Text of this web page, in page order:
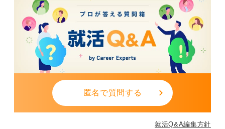
特に技術職や専門職では、一度経験を積めば全国どこで
も必要とされる強みが生まれます。
さらに、社会を支える役割を担うため、社会貢献性が高
く、仕事の意義を直接感じられる点も魅力です。
一方で、心身の負担が大きいことや給与水準の低さ、業
界への偏見といった課題も無視できません。
それでも、介護や建設、運送などの分野は社会のインフ
ラを支える存在であり、AI（人工知能）では代替できな
い「人にしかできない仕事」が多い分野です。
匿名で質問する
就活Q&A編集方針